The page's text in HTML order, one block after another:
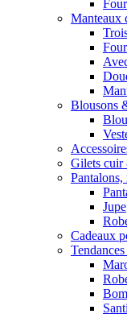
Manteaux
Blousons
Gilets cuir
Pantalons,
Jupe
Cadeaux